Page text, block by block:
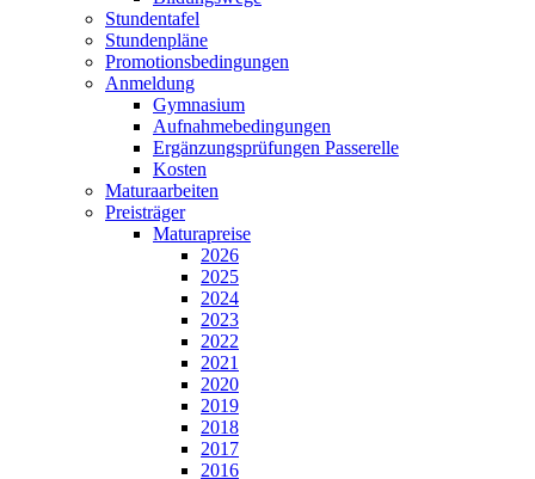
Stundentafel
Stundenpläne
Promotionsbedingungen
Anmeldung
Gymnasium
Aufnahmebedingungen
Ergänzungsprüfungen Passerelle
Kosten
Maturaarbeiten
Preisträger
Maturapreise
2026
2025
2024
2023
2022
2021
2020
2019
2018
2017
2016